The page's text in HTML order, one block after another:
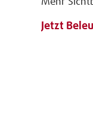
Mehr
Jetzt